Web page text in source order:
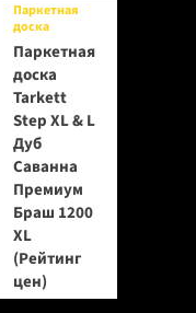
Паркетная
доска
Паркетная
доска
Tarkett
Step XL & L
Дуб
Саванна
Премиум
Браш 1200
XL
(Рейтинг
цен)